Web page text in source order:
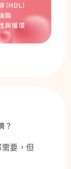
？
要，但